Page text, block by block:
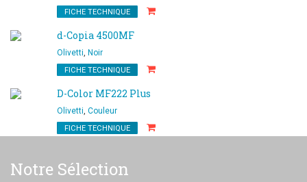
FICHE TECHNIQUE
d-Copia 4500MF
Olivetti Noir
FICHE TECHNIQUE
D-Color MF222 Plus
Olivetti Couleur
FICHE TECHNIQUE
Notre Sélection